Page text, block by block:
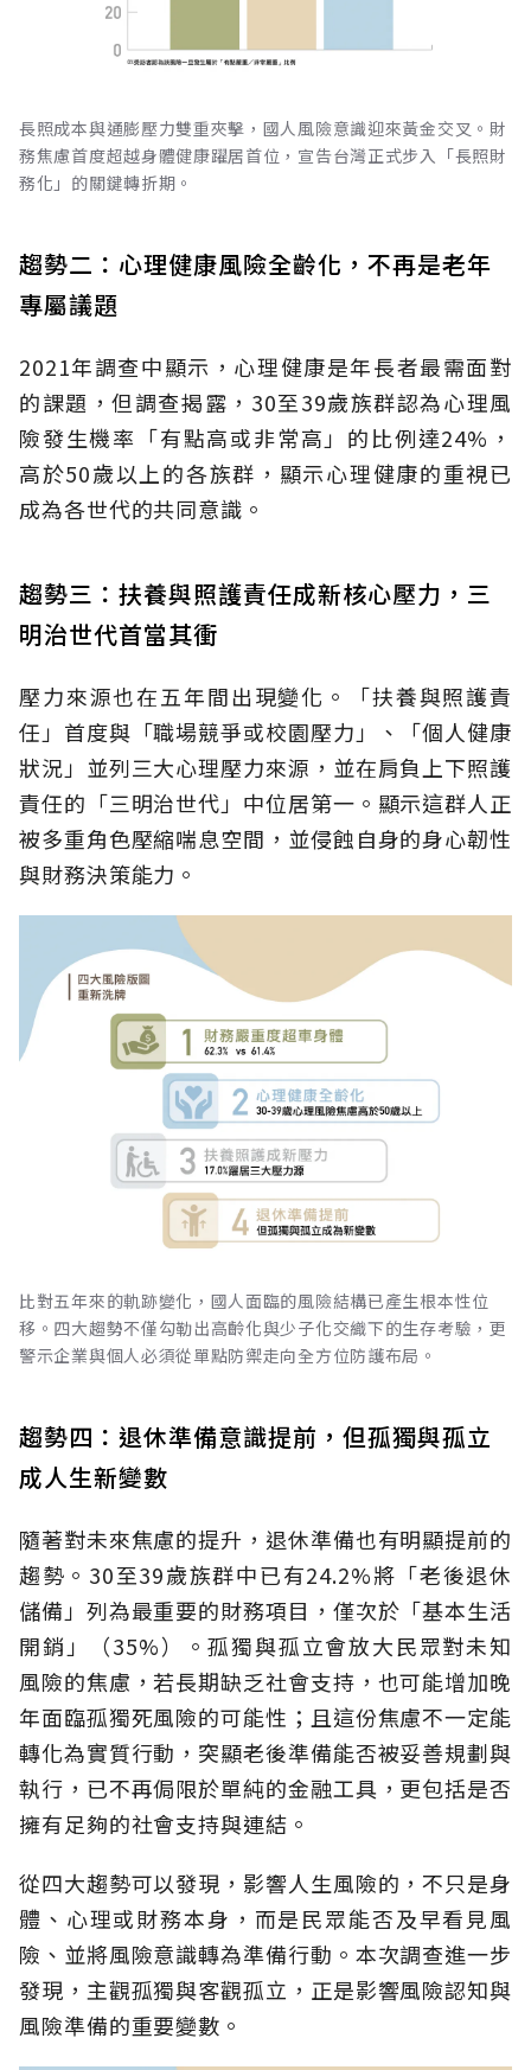
長照成本與通膨壓力雙重夾擊，國人風險意識迎來黃金交叉。財
務焦慮首度超越身體健康躍居首位，宣告台灣正式步入「長照財
務化」的關鍵轉折期。
趨勢二：心理健康風險全齡化，不再是老年
專屬議題
2021年調查中顯示，心理健康是年長者最需面對
的課題，但調查揭露，30至39歲族群認為心理風
險發生機率「有點高或非常高」的比例達24%，
高於50歲以上的各族群，顯示心理健康的重視已
成為各世代的共同意識。
趨勢三：扶養與照護責任成新核心壓力，三
明治世代首當其衝
壓力來源也在五年間出現變化。「扶養與照護責
任」首度與「職場競爭或校園壓力」、「個人健康
狀況」並列三大心理壓力來源，並在肩負上下照護
責任的「三明治世代」中位居第一。顯示這群人正
被多重角色壓縮喘息空間，並侵蝕自身的身心韌性
與財務決策能力。
比對五年來的軌跡變化，國人面臨的風險結構已產生根本性位
移。四大趨勢不僅勾勒出高齡化與少子化交織下的生存考驗，更
警示企業與個人必須從單點防禦走向全方位防護布局。
趨勢四：退休準備意識提前，但孤獨與孤立
成人生新變數
隨著對未來焦慮的提升，退休準備也有明顯提前的
趨勢。30至39歲族群中已有24.2%將「老後退休
儲備」列為最重要的財務項目，僅次於「基本生活
開銷」（35%）。孤獨與孤立會放大民眾對未知
風險的焦慮，若長期缺乏社會支持，也可能增加晚
年面臨孤獨死風險的可能性；且這份焦慮不一定能
轉化為實質行動，突顯老後準備能否被妥善規劃與
執行，已不再侷限於單純的金融工具，更包括是否
擁有足夠的社會支持與連結。
從四大趨勢可以發現，影響人生風險的，不只是身
體、心理或財務本身，而是民眾能否及早看見風
險、並將風險意識轉為準備行動。本次調查進一步
發現，主觀孤獨與客觀孤立，正是影響風險認知與
風險準備的重要變數。